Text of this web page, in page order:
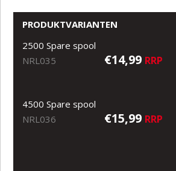
PRODUKTVARIANTEN
2500 Spare spool
NRL035
€14,99 RRP
4500 Spare spool
NRL036
€15,99 RRP